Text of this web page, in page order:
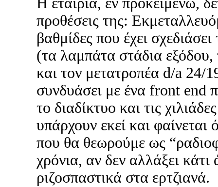
προθέσεις της:
βαθμίδες που έχει
(τα λαμπάτα στάδια
και τον μετατροπέα d/a 24/
συνδυάσει με ένα front end
το διαδίκτυο και τις
υπάρχουν εκεί και φαίνεται
που θα θεωρούμε ως
χρόνια, αν δεν αλλάξει κάτι
ριζοσπαστικά στα ερτζιανά.